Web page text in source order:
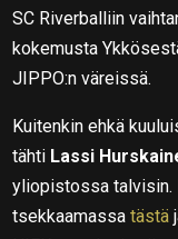
SC Riverballiin
kokemusta
JIPPO:n väreissä.
Kuitenkin ehkä
tähti Lassi
yliopistossa talvisin.
tsekkaamassatästä